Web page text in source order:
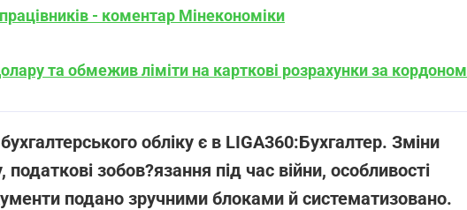
- коментар Мінекономіки
та обмежив ліміти на карткові розрахунки за кордоном
обліку є в LIGA360:Бухгалтер. Зміни
зобов?язання під час війни, особливості
подано зручними блоками й систематизовано.